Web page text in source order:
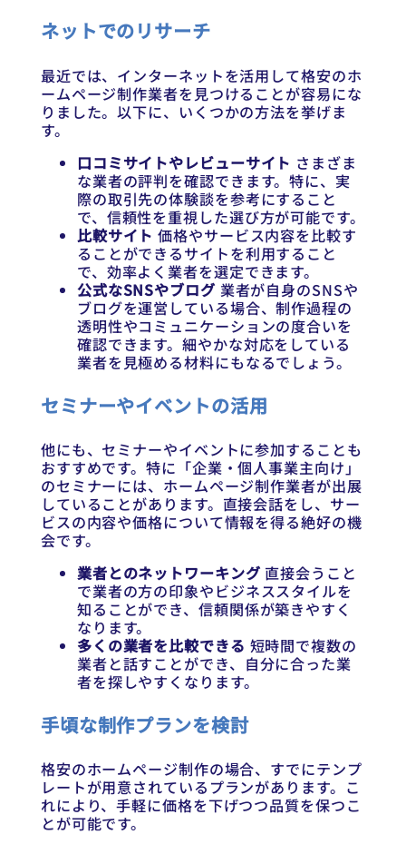
ネットでのリサーチ
最近では、インターネットを活用して格安のホ
ームページ制作業者を見つけることが容易にな
りました。以下に、いくつかの方法を挙げま
す。
口コミサイトやレビューサイト さまざま
な業者の評判を確認できます。特に、実
際の取引先の体験談を参考にすること
で、信頼性を重視した選び方が可能です。
比較サイト 価格やサービス内容を比較す
ることができるサイトを利用すること
で、効率よく業者を選定できます。
公式なSNSやブログ業者が自身のSNSや
ブログを運営している場合、制作過程の
透明性やコミュニケーションの度合いを
確認できます。細やかな対応をしている
業者を見極める材料にもなるでしょう。
セミナーやイベントの活用
他にも、セミナーやイベントに参加することも
おすすめです。特に「企業・個人事業主向け」
のセミナーには、ホームページ制作業者が出展
していることがあります。直接会話をし、サー
ビスの内容や価格について情報を得る絶好の機
会です。
業者とのネットワーキング直接会うこと
で業者の方の印象やビジネススタイルを
知ることができ、信頼関係が築きやすく
なります。
多くの業者を比較できる 短時間で複数の
業者と話すことができ、自分に合った業
者を探しやすくなります。
手頃な制作プランを検討
格安のホームページ制作の場合、すでにテンプ
レートが用意されているプランがあります。こ
れにより、手軽に価格を下げつつ品質を保つこ
とが可能です。